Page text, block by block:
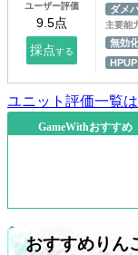
ユーザー評価 ダメ
主要能
無効
HPUP
ユニット評価一覧
GameWithおすすめ
おすすめりん